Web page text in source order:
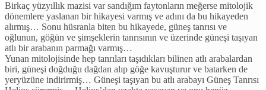
Birkaç yüzyıllık mazisi var sandığım faytonların meğerse mitolojik
dönemlere yaslanan bir hikayesi varmış ve adını da bu hikayeden
alırmış… Sonu hüsranla biten bu hikayede, güneş tanrısı ve
oğlunun, göğün ve şimşeklerin tanrısının ve üzerinde güneşi taşıyan
atlı bir arabanın parmağı varmış…
Yunan mitolojisinde hep tanrıları taşıdıkları bilinen atlı arabalardan
biri, güneşi doğduğu dağdan alıp göğe kavuşturur ve batarken de
yeryüzüne indirirmiş… Güneşi taşıyan bu atlı arabayı Güneş Tanrısı